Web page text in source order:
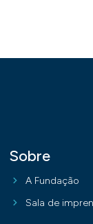
Sobre
A Fundação
Sala de